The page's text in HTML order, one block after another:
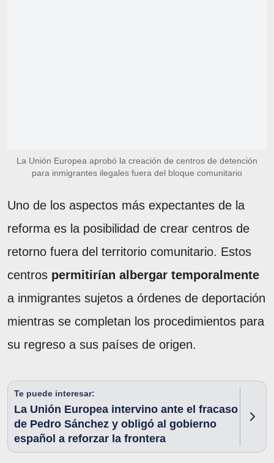
La Unión Europea aprobó la creación de centros de detención
para inmigrantes ilegales fuera del bloque comunitario
Uno de los aspectos más expectantes de la
reforma es la posibilidad de crear centros de
retorno fuera del territorio comunitario. Estos
centros permitirían albergar temporalmente
a inmigrantes sujetos a órdenes de deportación
mientras se completan los procedimientos para
su regreso a sus países de origen.
Te puede interesar:
La Unión Europea intervino ante el fracaso
de Pedro Sánchez y obligó al gobierno
español a reforzar la frontera